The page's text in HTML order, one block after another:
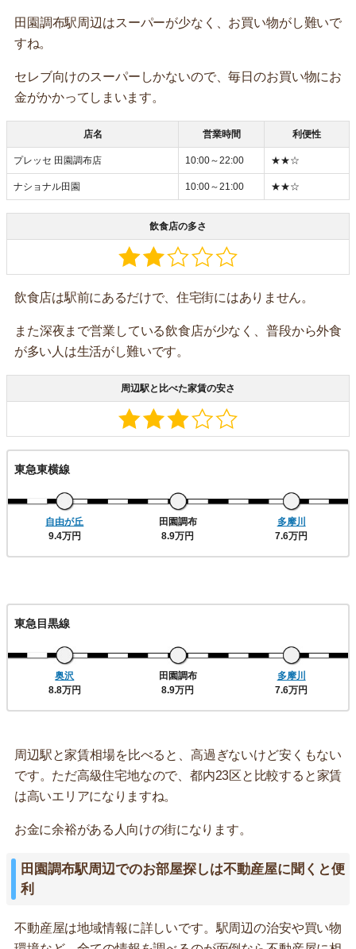
田園調布駅周辺はスーパーが少なく、お買い物がし難いで
すね。
セレブ向けのスーパーしかないので、毎日のお買い物にお
金がかかってしまいます。
店名 営業時間 利便性
プレッセ 田園調布店 10:00～22:00 ★★☆
ナショナル田園 10:00～21:00 ★★☆
飲食店の多さ
飲食店は駅前にあるだけで、住宅街にはありません。
また深夜まで営業している飲食店が少なく、普段から外食
が多い人は生活がし難いです。
周辺駅と比べた家賃の安さ
東急東横線
自由が丘
9.4万円
田園調布
8.9万円
多摩川
7.6万円
東急目黒線
奥沢
8.8万円
田園調布
8.9万円
多摩川
7.6万円
周辺駅と家賃相場を比べると、高過ぎないけど安くもない
です。ただ高級住宅地なので、都内23区と比較すると家賃
は高いエリアになりますね。
お金に余裕がある人向けの街になります。
田園調布駅周辺でのお部屋探しは不動産屋に聞くと便
利
不動産屋は地域情報に詳しいです。駅周辺の治安や買い物